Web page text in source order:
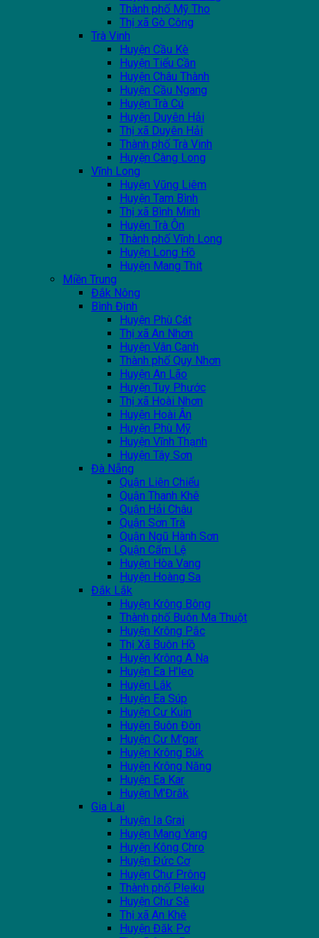
Thành phố Mỹ Tho
Thị xã Gò Công
Trà Vinh
Huyện Cầu Kè
Huyện Tiểu Cần
Huyện Châu Thành
Huyện Cầu Ngang
Huyện Trà Cú
Huyện Duyên Hải
Thị xã Duyên Hải
Thành phố Trà Vinh
Huyện Càng Long
Vĩnh Long
Huyện Vũng Liêm
Huyện Tam Bình
Thị xã Bình Minh
Huyện Trà Ôn
Thành phố Vĩnh Long
Huyện Long Hồ
Huyện Mang Thít
Miền Trung
Đắk Nông
Bình Định
Huyện Phù Cát
Thị xã An Nhơn
Huyện Vân Canh
Thành phố Quy Nhơn
Huyện An Lão
Huyện Tuy Phước
Thị xã Hoài Nhơn
Huyện Hoài Ân
Huyện Phù Mỹ
Huyện Vĩnh Thạnh
Huyện Tây Sơn
Đà Nẵng
Quận Liên Chiểu
Quận Thanh Khê
Quận Hải Châu
Quận Sơn Trà
Quận Ngũ Hành Sơn
Quận Cẩm Lệ
Huyện Hòa Vang
Huyện Hoàng Sa
Đắk Lắk
Huyện Krông Bông
Thành phố Buôn Ma Thuột
Huyện Krông Pắc
Thị Xã Buôn Hồ
Huyện Krông A Na
Huyện Ea H'leo
Huyện Lắk
Huyện Ea Súp
Huyện Cư Kuin
Huyện Buôn Đôn
Huyện Cư M'gar
Huyện Krông Búk
Huyện Krông Năng
Huyện Ea Kar
Huyện M'Đrắk
Gia Lai
Huyện Ia Grai
Huyện Mang Yang
Huyện Kông Chro
Huyện Đức Cơ
Huyện Chư Prông
Thành phố Pleiku
Huyện Chư Sê
Thị xã An Khê
Huyện Đăk Pơ